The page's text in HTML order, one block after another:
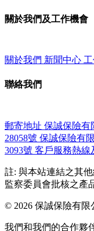
關於我們及工作機會
關於我們 新聞中心
聯絡我們
郵寄地址 保誠保險有
28058號 保誠保險有
3093號 客戶服務熱線
註: 與本站連結之其
監察委員會批核之產
© 2026 保誠保險有限
我們和我們的合作夥